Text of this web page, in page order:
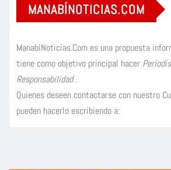
MANABÍNOTICIAS.COM
ManabíNoticias.Com es una propuesta
tiene como objetivo principal hacer
Responsabilidad.
Quienes deseen contactarse con nuestro
pueden hacerlo escribiendo a: